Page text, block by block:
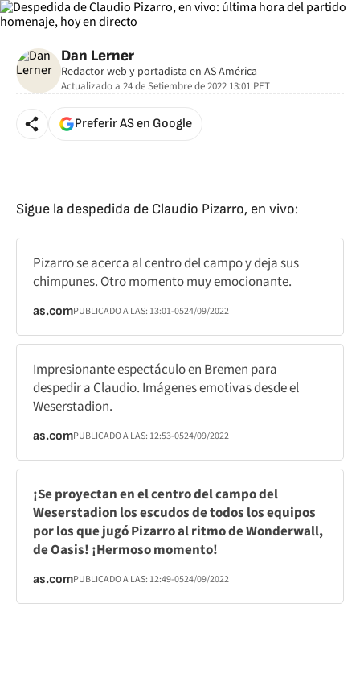
Dan Lerner
Redactor web y portadista en AS América
Actualizado a 24 de Setiembre de 2022 13:01 PET
Preferir AS en Google
Sigue la despedida de Claudio Pizarro, en vivo:
Pizarro se acerca al centro del campo y deja sus
chimpunes. Otro momento muy emocionante.
as.comPUBLICADO A LAS: 13:01-0524/09/2022
Impresionante espectáculo en Bremen para
despedir a Claudio. Imágenes emotivas desde el
Weserstadion.
as.comPUBLICADO A LAS: 12:53-0524/09/2022
¡Se proyectan en el centro del campo del
Weserstadion los escudos de todos los equipos
por los que jugó Pizarro al ritmo de Wonderwall,
de Oasis! ¡Hermoso momento!
as.comPUBLICADO A LAS: 12:49-0524/09/2022